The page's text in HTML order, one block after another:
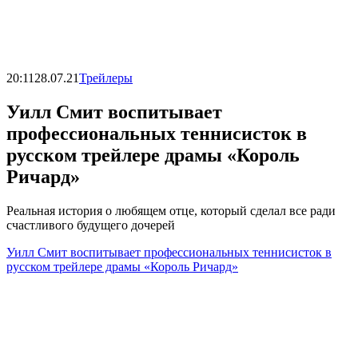
20:11 28.07.21Трейлеры
Уилл Смит воспитывает
профессиональных теннисисток в
русском трейлере драмы «Король
Ричард»
Реальная история о любящем отце, который сделал все ради
счастливого будущего дочерей
Уилл Смит воспитывает профессиональных теннисисток в
русском трейлере драмы «Король Ричард»